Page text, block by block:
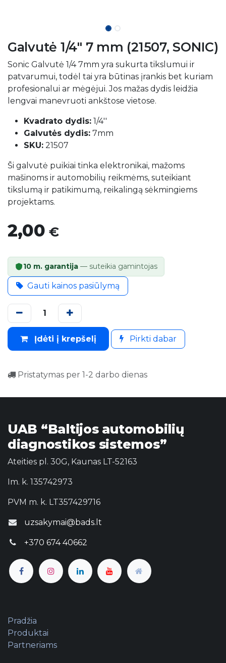
Galvutė 1/4" 7 mm (21507, SONIC)
Sonic Galvutė 1/4 7mm yra sukurta tikslumui ir
patvarumui, todėl tai yra būtinas įrankis bet kuriam
profesionalui ar mėgėjui. Jos mažas dydis leidžia
lengvai manevruoti ankštose vietose.
Kvadrato dydis: 1/4''
Galvutės dydis: 7mm
SKU: 21507
Ši galvutė puikiai tinka elektronikai, mažoms
mašinoms ir automobilių reikmėms, suteikiant
tikslumą ir patikimumą, reikalingą sėkmingiems
projektams.
2,00 €
10 m. garantija — suteikia gamintojas
Gauti kainos pasiūlymą
Įdėti į krepšelį Pirkti dabar
Pristatymas per 1-2 darbo dienas
UAB “Baltijos automobilių
diagnostikos sistemos”
Ateities pl. 30G, Kaunas LT-52163
Im. k. 135742973
PVM m. k. LT357429716
uzsakymai@bads.lt
+370 674 40662
Pradžia
Produktai
Partneriams